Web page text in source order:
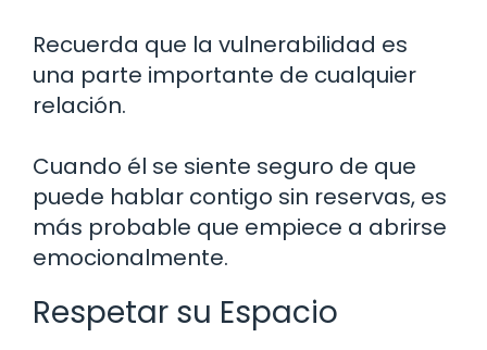
Recuerda que la vulnerabilidad es
una parte importante de cualquier
relación.
Cuando él se siente seguro de que
puede hablar contigo sin reservas, es
más probable que empiece a abrirse
emocionalmente.
Respetar su Espacio